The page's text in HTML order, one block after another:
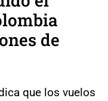
de
que los vuelos